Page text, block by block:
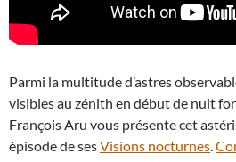
Parmi la multitude d’astres
visibles au zénith en début de nuit
François Aru vous présente cet
épisode de sesVisions nocturnes.